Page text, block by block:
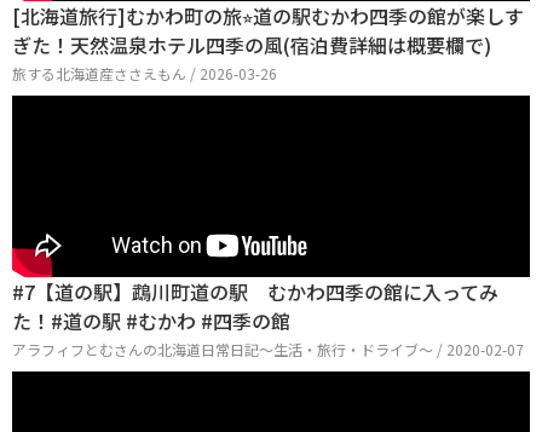
[北海道旅行]むかわ町の旅⭐︎道の駅むかわ四季の館が楽しす
ぎた！天然温泉ホテル四季の風(宿泊費詳細は概要欄で)
旅する北海道産ささえもん / 2026-03-26
#7【道の駅】鵡川町道の駅 むかわ四季の館に入ってみ
た！#道の駅 #むかわ #四季の館
アラフィフとむさんの北海道日常日記〜生活・旅行・ドライブ〜 / 2020-02-07